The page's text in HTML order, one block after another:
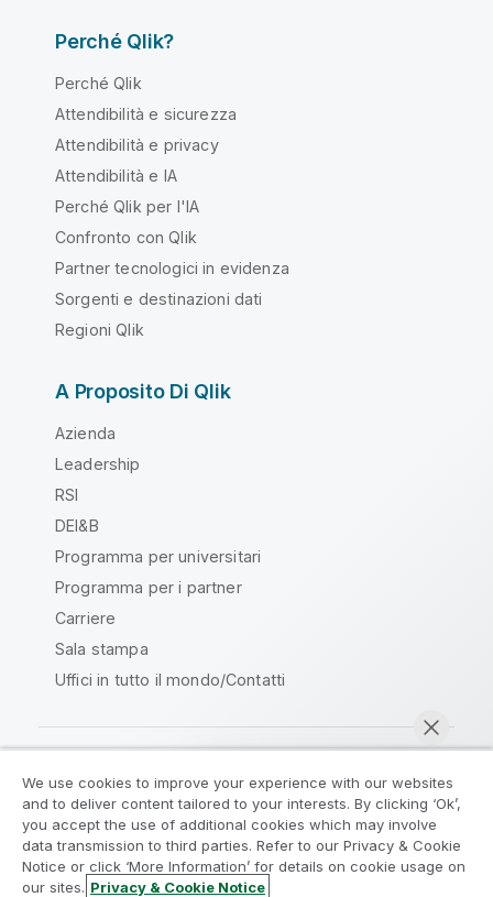
Perché Qlik?
Perché Qlik
Attendibilità e sicurezza
Attendibilità e privacy
Attendibilità e IA
Perché Qlik per l'IA
Confronto con Qlik
Partner tecnologici in evidenza
Sorgenti e destinazioni dati
Regioni Qlik
A Proposito Di Qlik
Azienda
Leadership
RSI
DEI&B
Programma per universitari
Programma per i partner
Carriere
Sala stampa
Uffici in tutto il mondo/Contatti
Qlik Community
Contratti
Termini del prodotto
Legal Policies
Note Legali
We use cookies to improve your experience with our websites
and to deliver content tailored to your interests. By clicking ‘Ok’,
you accept the use of additional cookies which may involve
data transmission to third parties. Refer to our Privacy & Cookie
Notice or click ‘More Information’ for details on cookie usage on
our sites. Privacy & Cookie Notice